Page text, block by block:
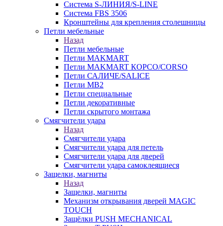
Система S-ЛИНИЯ/S-LINE
Система FBS 3506
Кронштейны для крепления столешницы
Петли мебельные
Назад
Петли мебельные
Петли MAKMART
Петли MAKMART КОРСО/CORSO
Петли САЛИЧЕ/SALICE
Петли MB2
Петли специальные
Петли декоративные
Петли скрытого монтажа
Смягчители удара
Назад
Смягчители удара
Смягчители удара для петель
Смягчители удара для дверей
Cмягчители удара самоклеящиеся
Защелки, магниты
Назад
Защелки, магниты
Механизм открывания дверей MAGIC
TOUCH
Защёлки PUSH MECHANICAL